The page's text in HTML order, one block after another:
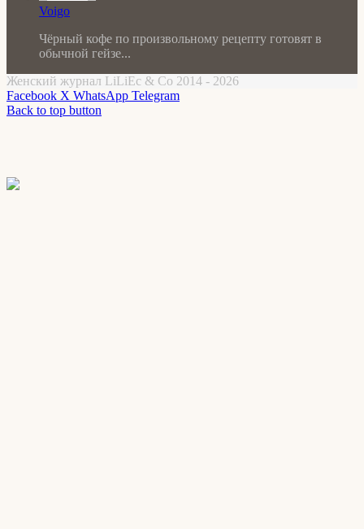
Voigo
Чёрный кофе по произвольному рецепту готовят в
обычной гейзе...
Женский журнал LiLiEc & Co 2014 - 2026
Facebook X WhatsApp Telegram
Back to top button